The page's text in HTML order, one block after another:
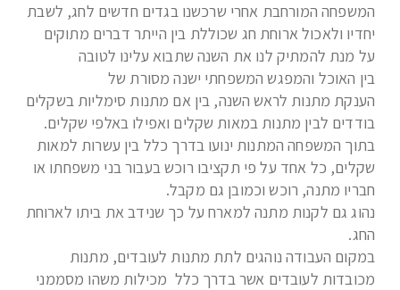
המשפחה המורחבת אחרי שרכשנו בגדים חדשים לחג, לשבת
יחדיו ולאכול ארוחת חג שכוללת בין הייתר דברים מתוקים
על מנת להמתיק לנו את השנה שתבוא עלינו לטובה
בין האוכל והמפגש המשפחתי ישנה מסורת של
הענקת מתנות לראש השנה, בין אם מתנות סימליות בשקלים
בודדים לבין מתנות במאות שקלים ואפילו באלפי שקלים.
בתוך המשפחה המתנות ינועו בדרך כלל בין עשרות למאות
שקלים, כל אחד על פי תקציבו רוכש בעבור בני משפחתו או
חבריו מתנה, רוכש וכמובן גם מקבל.
נהוג גם לקנות מתנה למארח על כך שנידב את ביתו לארוחת
החג.
במקום העבודה נוהגים לתת מתנות לעובדים, מתנות
מכובדות לעובדים אשר בדרך כלל מכילות משהו מסממני